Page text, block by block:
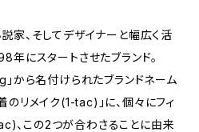
家、そしてデザイナーと幅広く活
にスタートさせたブランド。
から名付けられたブランドネーム
のリメイク(1-tac)」に、個々にフィ
、この2つが合わさることに由来